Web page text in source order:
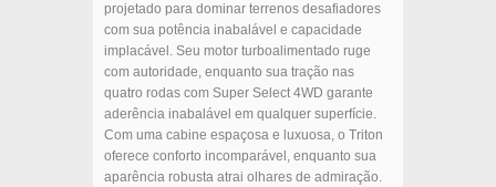
projetado para dominar terrenos desafiadores
com sua potência inabalável e capacidade
implacável. Seu motor turboalimentado ruge
com autoridade, enquanto sua tração nas
quatro rodas com Super Select 4WD garante
aderência inabalável em qualquer superfície.
Com uma cabine espaçosa e luxuosa, o Triton
oferece conforto incomparável, enquanto sua
aparência robusta atrai olhares de admiração.